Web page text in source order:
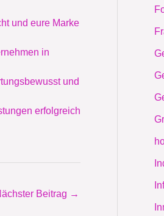
und eure Marke
in
und
erfolgreich
Beitrag →